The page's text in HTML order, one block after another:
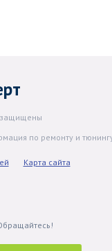
по ремонту и
Карта сайта